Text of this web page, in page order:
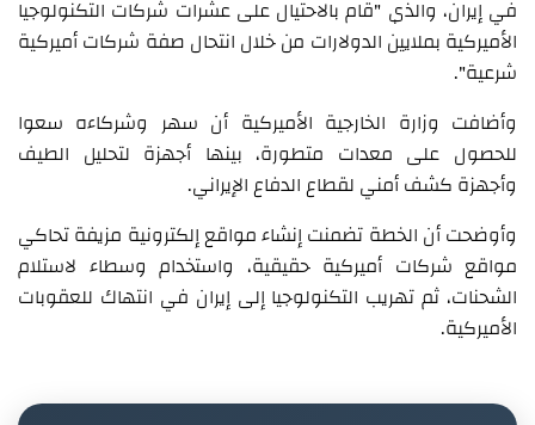
في إيران، والذي "قام بالاحتيال على عشرات شركات التكنولوجيا
الأميركية بملايين الدولارات من خلال انتحال صفة شركات أميركية
شرعية".
وأضافت وزارة الخارجية الأميركية أن سهر وشركاءه سعوا
للحصول على معدات متطورة، بينها أجهزة لتحليل الطيف
وأجهزة كشف أمني لقطاع الدفاع الإيراني.
وأوضحت أن الخطة تضمنت إنشاء مواقع إلكترونية مزيفة تحاكي
مواقع شركات أميركية حقيقية، واستخدام وسطاء لاستلام
الشحنات، ثم تهريب التكنولوجيا إلى إيران في انتهاك للعقوبات
الأميركية.